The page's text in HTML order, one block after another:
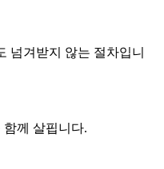
넘겨받지 않는 절차입니
께 살핍니다.